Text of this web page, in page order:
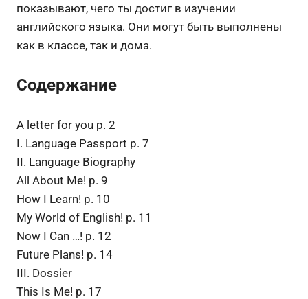
показывают, чего ты достиг в изучении
английского языка. Они могут быть выполнены
как в классе, так и дома.
Содержание
A letter for you p. 2
I. Language Passport p. 7
II. Language Biography
All About Me! p. 9
How I Learn! p. 10
My World of English! p. 11
Now I Can …! p. 12
Future Plans! p. 14
III. Dossier
This Is Me! p. 17